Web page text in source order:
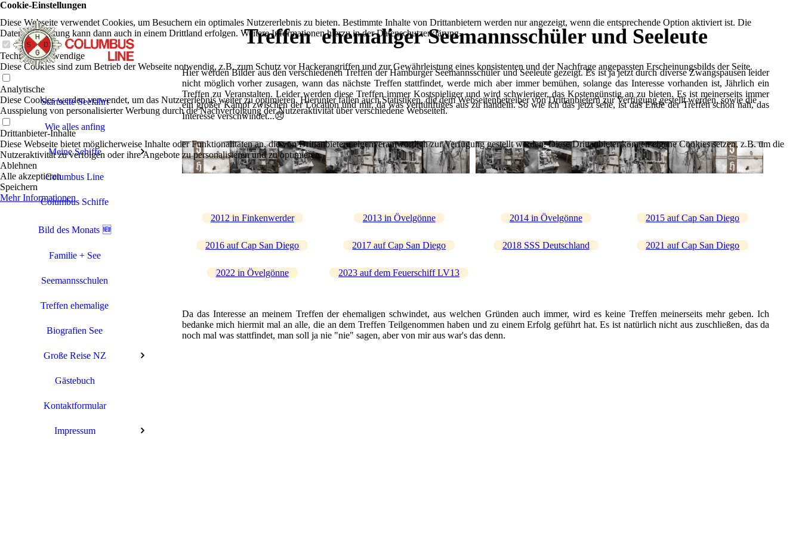
Startseite Seefahrt
Wie alles anfing
Meine Schiffe
Columbus Line
Columbus Schiffe
Bild des Monats 🆕
Familie + See
Seemannsschulen
Treffen ehemalige
Biografien See
Große Reise NZ
Gästebuch
Kontaktformular
Impressum
Treffen ehemaliger Seemannsschüler und Seeleute
Hier werden Bilder aus den verschiedenen Treffen der Hamburger Seemannsschüler und Seeleute gezeigt. Es ist ja jetzt durch diverse Zwangspausen leider
nicht möglich vorher zusagen, wann das nächste Treffen stattfindet, werde mich aber immer bemühen, solange das Interesse vorhanden ist, Jährlich ein
Treffen zu Veranstalten. Leider werden diese Treffen immer Kostspieliger und wird schwieriger, das Kostengünstig an zu bieten. Es ist meinerseits immer
ein großer Kampf zwischen der Location und mir, da was vernünftiges aus zu handeln. So wie ich das jetzt sehe, ist das Ende der Treffen schon nah, das
Interesse verschwindet...😞
2012 in Finkenwerder 2013 in Övelgönne 2014 in Övelgönne 2015 auf Cap San Diego
2016 auf Cap San Diego 2017 auf Cap San Diego 2018 SSS Deutschland 2021 auf Cap San Diego
2022 in Övelgönne 2023 auf dem Feuerschiff LV13
Da das Interesse an meinem Treffen der ehemaligen schwindet, aus welchen Gründen auch immer, wird es keine Treffen meinerseits mehr geben. Ich
bedanke mich hiermit mal an alle, die an dem Treffen Teilgenommen haben und zu einem Erfolg geführt hat. Es ist natürlich nicht aus zuschließen, das da
noch mal was stattfindet, man soll ja nie "nie" sagen, aber von mir aus war's das denn.
Cookie-Einstellungen
Diese Webseite verwendet Cookies, um Besuchern ein optimales Nutzererlebnis zu bieten. Bestimmte Inhalte von Drittanbietern werden nur angezeigt, wenn die entsprechende Option aktiviert ist. Die
Datenverarbeitung kann dann auch in einem Drittland erfolgen. Weitere Informationen hierzu in der Datenschutzerklärung.
Technisch notwendige
Diese Cookies sind zum Betrieb der Webseite notwendig, z.B. zum Schutz vor Hackerangriffen und zur Gewährleistung eines konsistenten und der Nachfrage angepassten Erscheinungsbilds der Seite.
Analytische
Diese Cookies werden verwendet, um das Nutzererlebnis weiter zu optimieren. Hierunter fallen auch Statistiken, die dem Webseitenbetreiber von Drittanbietern zur Verfügung gestellt werden, sowie die
Ausspielung von personalisierter Werbung durch die Nachverfolgung der Nutzeraktivität über verschiedene Webseiten.
Drittanbieter-Inhalte
Diese Webseite bietet möglicherweise Inhalte oder Funktionalitäten an, die von Drittanbietern eigenverantwortlich zur Verfügung gestellt werden. Diese Drittanbieter können eigene Cookies setzen, z.B. um die
Nutzeraktivität zu verfolgen oder ihre Angebote zu personalisieren und zu optimieren.
Ablehnen
Alle akzeptieren
Speichern
Mehr Informationen